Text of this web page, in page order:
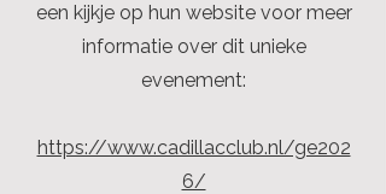
een kijkje op hun website voor meer
informatie over dit unieke
evenement:
https://www.cadillacclub.nl/ge202
6/